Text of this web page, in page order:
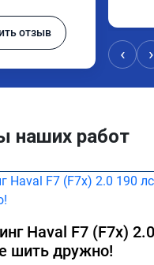
отзыв
‹ ›
наших работ
Haval F7 (F7x)
шить дружно!